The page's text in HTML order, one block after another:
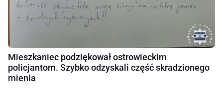
Mieszkaniec podziękował ostrowieckim
policjantom. Szybko odzyskali część skradzionego
mienia